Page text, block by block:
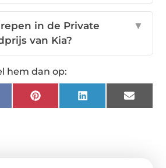
in de Private
van Kia?
▼
hem dan op:
PinterestLinkedInEmail